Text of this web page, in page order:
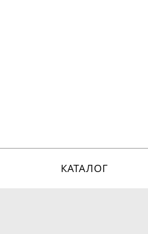
КАТАЛОГ